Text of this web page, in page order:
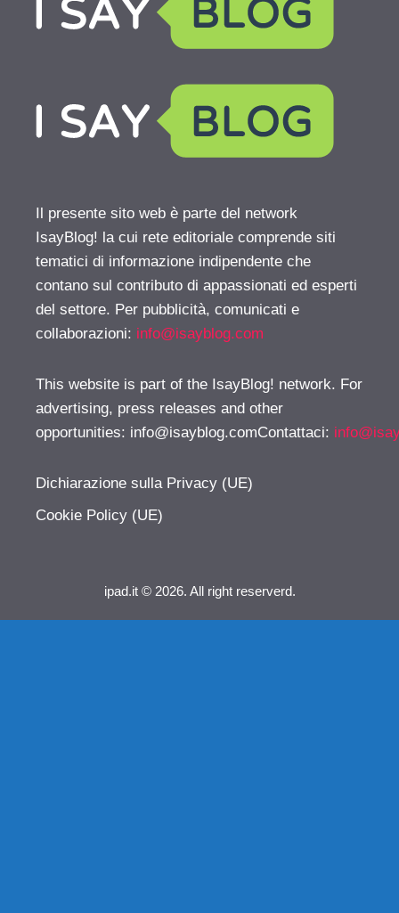
Il presente sito web è parte del network
IsayBlog! la cui rete editoriale comprende siti
tematici di informazione indipendente che
contano sul contributo di appassionati ed esperti
del settore. Per pubblicità, comunicati e
collaborazioni: info@isayblog.com
This website is part of the IsayBlog! network. For
advertising, press releases and other
opportunities: info@isayblog.comContattaci:
Dichiarazione sulla Privacy (UE)
Cookie Policy (UE)
ipad.it © 2026. All right reserverd.